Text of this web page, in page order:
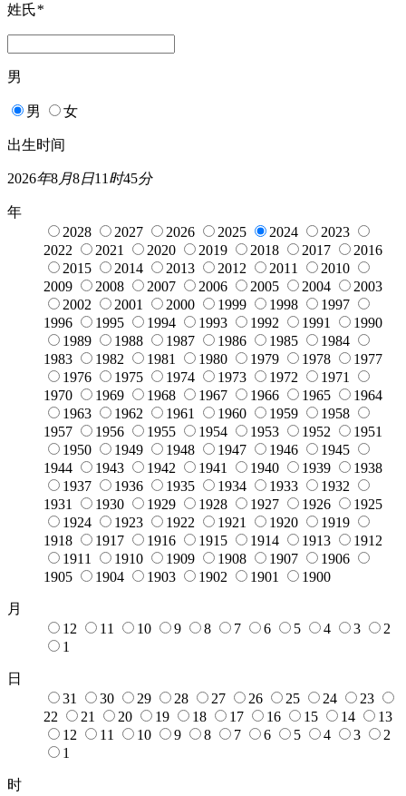
姓氏*
男
男 女
出生时间
2026年8月8日11 时45分
年
2028
2027 2026 2025 2024
2023
2022
2021 2020 2019 2018 2017
2016
2015
2014 2013 2012 2011
2010
2009
2008 2007 2006 2005 2004
2003
2002
2001 2000 1999 1998
1997
1996
1995 1994 1993 1992 1991
1990
1989
1988 1987 1986 1985
1984
1983
1982 1981 1980 1979 1978
1977
1976
1975 1974 1973 1972
1971
1970
1969 1968 1967 1966 1965
1964
1963
1962 1961 1960 1959
1958
1957
1956 1955 1954 1953 1952
1951
1950
1949 1948 1947 1946
1945
1944
1943 1942 1941 1940 1939
1938
1937
1936 1935 1934 1933
1932
1931
1930 1929 1928 1927 1926
1925
1924
1923 1922 1921 1920
1919
1918
1917 1916 1915 1914 1913
1912
1911
1910 1909 1908 1907
1906
1905
1904 1903 1902 1901 1900
月
12
11 10 9 8 7 6 5 4 3
2
1
日
31
30 29 28 27 26 25 24
23
22
21 20 19 18 17 16 15 14
13
12
11 10 9 8 7 6 5 4 3
2
1
时